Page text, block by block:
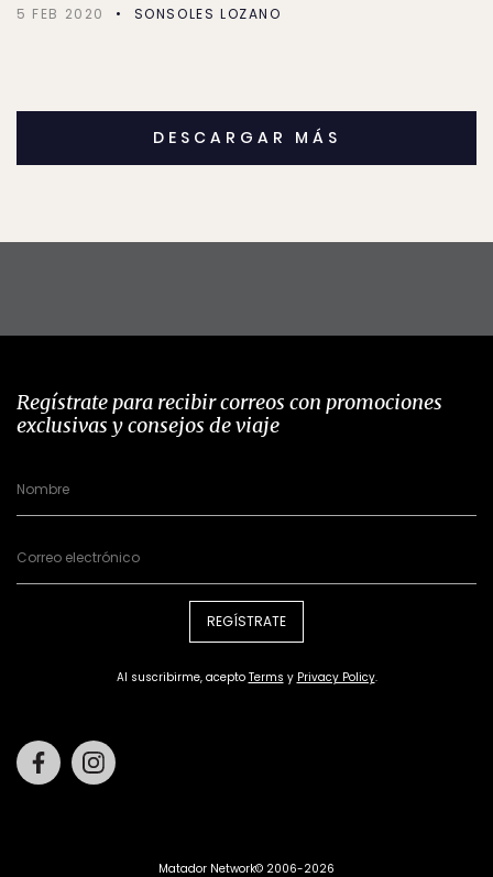
5 FEB 2020 SONSOLES LOZANO
DESCARGAR MÁS
Regístrate para recibir correos con promociones
exclusivas y consejos de viaje
REGÍSTRATE
Al suscribirme, acepto Terms y Privacy Policy.
Facebook
Matador Network© 2006-2026